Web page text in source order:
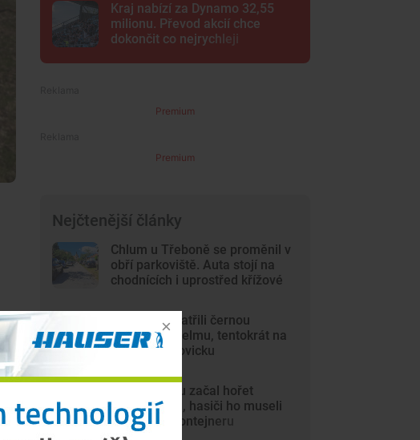
Kraj nabízí za Dynamo 32,55
milionu. Převod akcií chce
dokončit co nejrychleji
Premium
Premium
Nejčtenější články
Chlum u Třeboně se proměnil v
obří parkoviště. Auta stojí na
chodnících i uprostřed křížové
Lidé opět spatřili černou
kočkovitou šelmu, tentokrát na
Českobudějovicku
V autosalonu začal hořet
elektromobil, hasiči ho museli
ponořit do kontejneru